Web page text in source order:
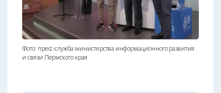
Фото: пресс-служба министерства информационного развития
и связи Пермского края